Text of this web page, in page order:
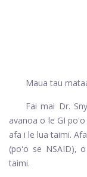
Maua tau
Fai mai Dr.
avanoa o le GI
afa i le lua taimi.
(poʻo se NSAID),
taimi.